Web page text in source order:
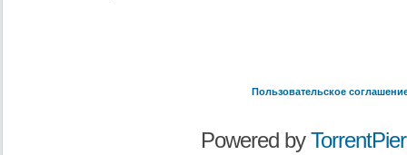
Пользовательское
Powered by